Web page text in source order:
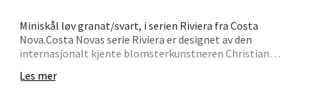
Miniskål løv granat/svart, i serien Riviera fra Costa
Nova.Costa Novas serie Riviera er designet av den
internasjonalt kjente blomsterkunstneren Christian
kyststrekningen i Frankrike og Italia. Tortu har skapt en
Les mer
Bryne/Jæren - M44